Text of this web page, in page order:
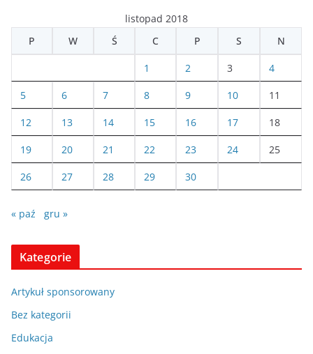
listopad 2018
P
W Ś C P S N
1 2 3 4
5 6 7 8 9 10 11
12 13 14 15 16 17 18
19 20 21 22 23 24 25
26 27 28 29 30
« paź gru »
Kategorie
Artykuł sponsorowany
Bez kategorii
Edukacja